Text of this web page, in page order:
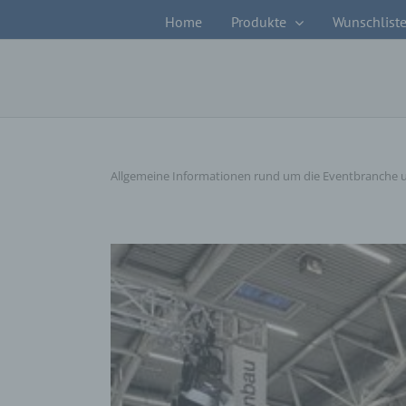
springen
Home Produkte Wunschliste
Allgemeine Informationen rund um die Eventbranche